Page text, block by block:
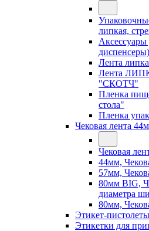
липкая,
диспенсеры)
Лента
Лента
"СКОТЧ"
Пленка
стола"
Пленка
Чековая лента
Чековая
44мм,
57мм,
80мм BIG,
диаметра
80мм,
Этикет-пистолеты
Этикетки для